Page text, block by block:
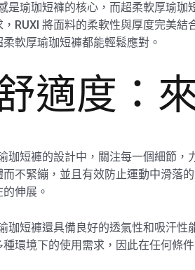
是瑜珈短褲的核心，而超柔軟厚瑜
RUXI 將面料的柔軟性與厚度完美
軟厚瑜珈短褲都能輕鬆應對。
適度：
珈短褲的設計中，關注每一個細節
不緊繃，並且有效防止運動中滑落
伸展。
珈短褲還具備良好的透氣性和吸汗
環境下的使用需求，因此在任何條